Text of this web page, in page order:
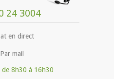
24 3004
en direct
Par mail
8h30 à 16h30